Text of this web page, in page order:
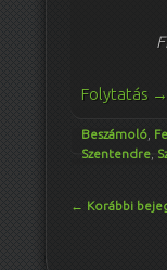
Folytatás →
Beszámoló
Szentendre
Bejegyzés
← Korábbi